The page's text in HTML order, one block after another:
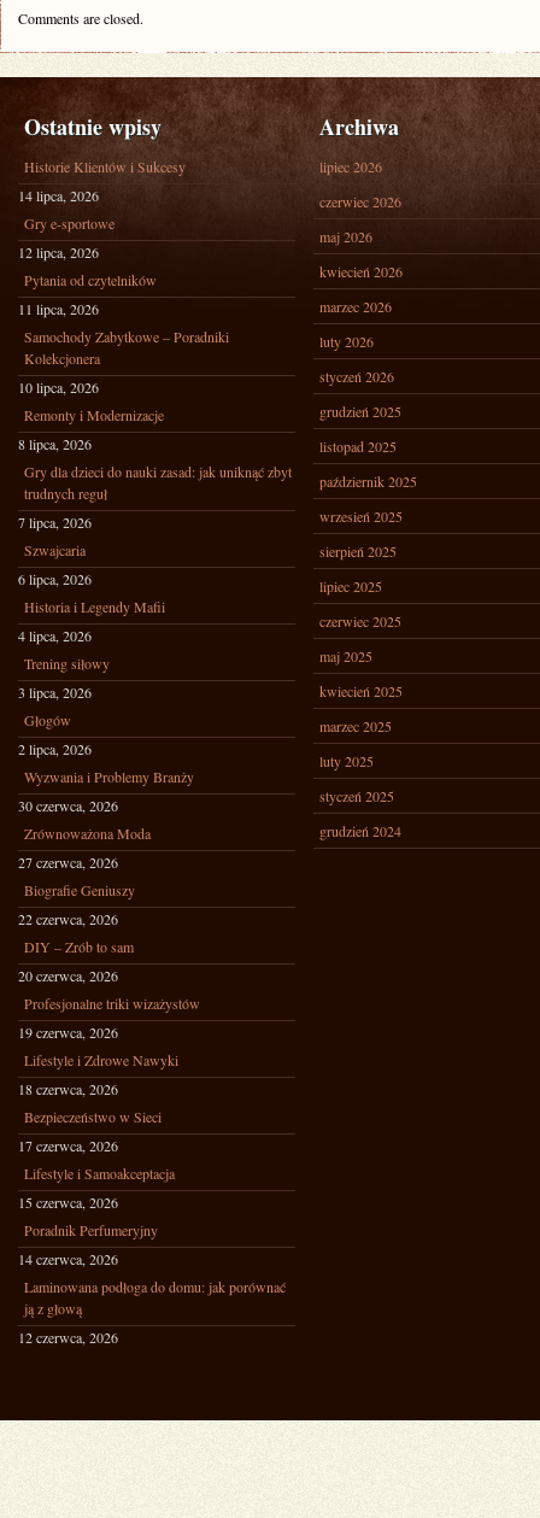
Comments are closed.
Ostatnie wpisy
Historie Klientów i Sukcesy
14 lipca, 2026
Gry e-sportowe
12 lipca, 2026
Pytania od czytelników
11 lipca, 2026
Samochody Zabytkowe – Poradniki
Kolekcjonera
10 lipca, 2026
Remonty i Modernizacje
8 lipca, 2026
Gry dla dzieci do nauki zasad: jak uniknąć zbyt
trudnych reguł
7 lipca, 2026
Szwajcaria
6 lipca, 2026
Historia i Legendy Mafii
4 lipca, 2026
Trening siłowy
3 lipca, 2026
Głogów
2 lipca, 2026
Wyzwania i Problemy Branży
30 czerwca, 2026
Zrównoważona Moda
27 czerwca, 2026
Biografie Geniuszy
22 czerwca, 2026
DIY – Zrób to sam
20 czerwca, 2026
Profesjonalne triki wizażystów
19 czerwca, 2026
Lifestyle i Zdrowe Nawyki
18 czerwca, 2026
Bezpieczeństwo w Sieci
17 czerwca, 2026
Lifestyle i Samoakceptacja
15 czerwca, 2026
Poradnik Perfumeryjny
14 czerwca, 2026
Laminowana podłoga do domu: jak porównać
ją z głową
12 czerwca, 2026
Archiwa
lipiec 2026
czerwiec 2026
maj 2026
kwiecień 2026
marzec 2026
luty 2026
styczeń 2026
grudzień 2025
listopad 2025
październik 2025
wrzesień 2025
sierpień 2025
lipiec 2025
czerwiec 2025
maj 2025
kwiecień 2025
marzec 2025
luty 2025
styczeń 2025
grudzień 2024